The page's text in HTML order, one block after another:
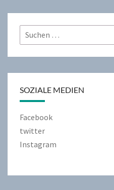
Suchen
nach:
SOZIALE MEDIEN
Facebook
twitter
Instagram